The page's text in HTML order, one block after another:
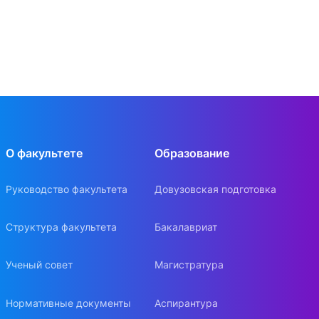
О факультете
Руководство факультета
Структура факультета
Ученый совет
Нормативные документы
Образование
Довузовская подготовка
Бакалавриат
Магистратура
Аспирантура